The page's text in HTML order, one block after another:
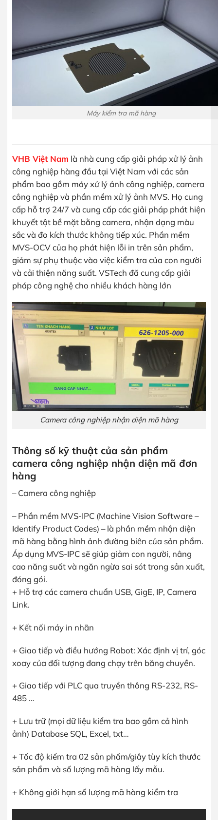
Máy kiểm tra mã hàng
VHB Việt Nam là nhà cung cấp giải pháp xử lý ảnh
công nghiệp hàng đầu tại Việt Nam với các sản
phẩm bao gồm máy xử lý ảnh công nghiệp, camera
công nghiệp và phần mềm xử lý ảnh MVS. Họ cung
cấp hỗ trợ 24/7 và cung cấp các giải pháp phát hiện
khuyết tật bề mặt bằng camera, nhận dạng màu
sắc và đo kích thước không tiếp xúc. Phần mềm
MVS-OCV của họ phát hiện lỗi in trên sản phẩm,
giảm sự phụ thuộc vào việc kiểm tra của con người
và cải thiện năng suất. VSTech đã cung cấp giải
pháp công nghệ cho nhiều khách hàng lớn
Camera công nghiệp nhận diện mã hàng
Thông số kỹ thuật của sản phẩm
camera công nghiệp nhận diện mã đơn
hàng
– Camera công nghiệp
– Phần mềm MVS-IPC (Machine Vision Software –
Identify Product Codes) – là phần mềm nhận diện
mã hàng bằng hình ảnh đường biên của sản phẩm.
Áp dụng MVS-IPC sẽ giúp giảm con người, nâng
cao năng suất và ngăn ngừa sai sót trong sản xuất,
đóng gói.
+ Hỗ trợ các camera chuẩn USB, GigE, IP, Camera
Link.
+ Kết nối máy in nhãn
+ Giao tiếp và điều hướng Robot: Xác định vị trí, góc
xoay của đối tượng đang chạy trên băng chuyền.
+ Giao tiếp với PLC qua truyền thông RS-232, RS-
485 …
+ Lưu trữ (mọi dữ liệu kiểm tra bao gồm cả hình
ảnh) Database SQL, Excel, txt…
+ Tốc độ kiểm tra 02 sản phẩm/giây tùy kích thước
sản phẩm và số lượng mã hàng lấy mẫu.
+ Không giới hạn số lượng mã hàng kiểm tra